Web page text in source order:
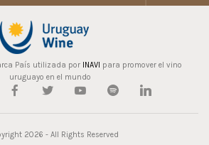
País utilizada por INAVI para promover el vino
uruguayo en el mundo
2026 - All Rights Reserved